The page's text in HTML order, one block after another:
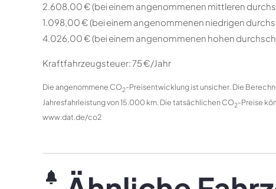
2.608,00 € (bei einem angenommenen mittleren
1.098,00 € (bei einem angenommenen niedrigen
4.026,00 € (bei einem angenommenen hohen
Kraftfahrzeugsteuer:75 €/Jahr
Die angenommene CO2-Preisentwicklung ist unsicher. Die
Jahresfahrleistung von 15.000 km. Die tatsächlichen CO2-Preise
www.dat.de/co2